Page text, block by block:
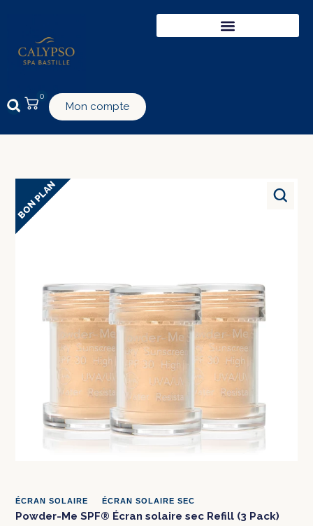
0
Mon compte
ÉCRAN SOLAIRE ÉCRAN SOLAIRE SEC
Powder-Me SPF® Écran solaire sec Refill (3 Pack)
BON PLAN